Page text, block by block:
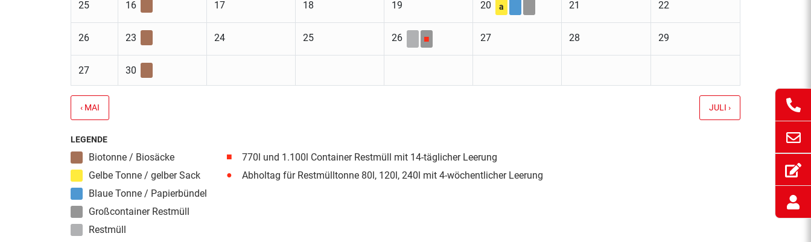
25 16 17 18 19 20 a 21 22
26 23 24 25 26 ■ 27 28 29
27 30
‹ MAI JULI ›
LEGENDE
Biotonne / Biosäcke
Gelbe Tonne / gelber Sack
Blaue Tonne / Papierbündel
Großcontainer Restmüll
Restmüll
■
770l und 1.100l Container Restmüll mit 14-täglicher Leerung
●
Abholtag für Restmülltonne 80l, 120l, 240l mit 4-wöchentlicher Leerung